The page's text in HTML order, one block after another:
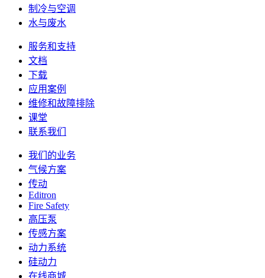
制冷与空调
水与废水
服务和支持
文档
下载
应用案例
维修和故障排除
课堂
联系我们
我们的业务
气候方案
传动
Editron
Fire Safety
高压泵
传感方案
动力系统
硅动力
在线商城